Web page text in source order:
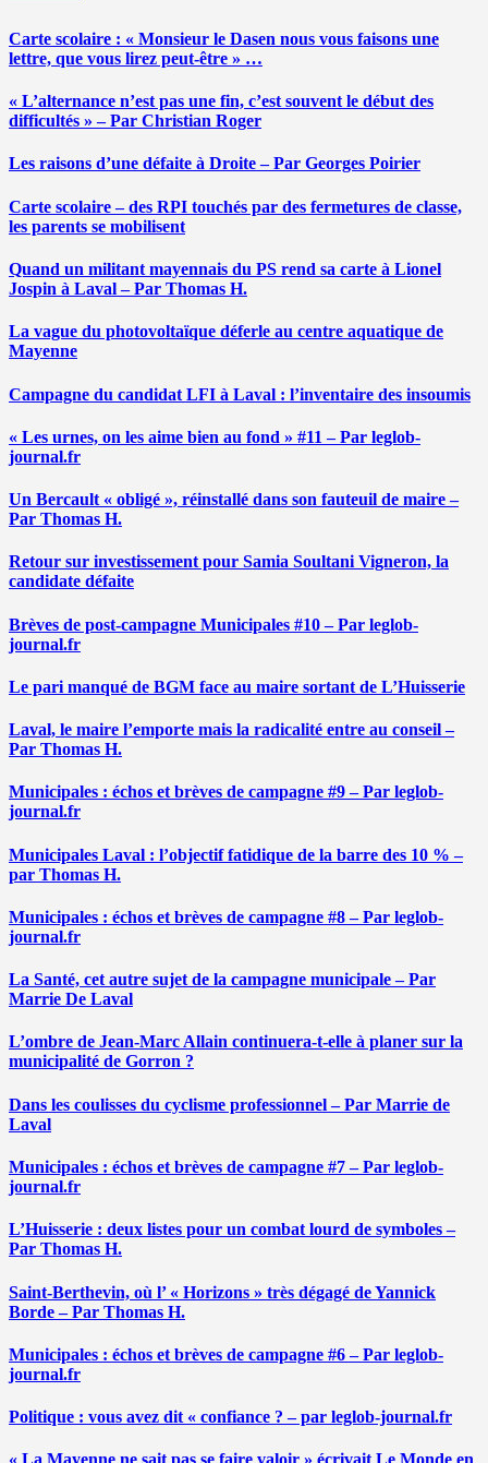
Carte scolaire : « Monsieur le Dasen nous vous faisons une
lettre, que vous lirez peut-être » …
« L’alternance n’est pas une fin, c’est souvent le début des
difficultés » – Par Christian Roger
Les raisons d’une défaite à Droite – Par Georges Poirier
Carte scolaire – des RPI touchés par des fermetures de classe,
les parents se mobilisent
Quand un militant mayennais du PS rend sa carte à Lionel
Jospin à Laval – Par Thomas H.
La vague du photovoltaïque déferle au centre aquatique de
Mayenne
Campagne du candidat LFI à Laval : l’inventaire des insoumis
« Les urnes, on les aime bien au fond » #11 – Par leglob-
journal.fr
Un Bercault « obligé », réinstallé dans son fauteuil de maire –
Par Thomas H.
Retour sur investissement pour Samia Soultani Vigneron, la
candidate défaite
Brèves de post-campagne Municipales #10 – Par leglob-
journal.fr
Le pari manqué de BGM face au maire sortant de L’Huisserie
Laval, le maire l’emporte mais la radicalité entre au conseil –
Par Thomas H.
Municipales : échos et brèves de campagne #9 – Par leglob-
journal.fr
Municipales Laval : l’objectif fatidique de la barre des 10 % –
par Thomas H.
Municipales : échos et brèves de campagne #8 – Par leglob-
journal.fr
La Santé, cet autre sujet de la campagne municipale – Par
Marrie De Laval
L’ombre de Jean-Marc Allain continuera-t-elle à planer sur la
municipalité de Gorron ?
Dans les coulisses du cyclisme professionnel – Par Marrie de
Laval
Municipales : échos et brèves de campagne #7 – Par leglob-
journal.fr
L’Huisserie : deux listes pour un combat lourd de symboles –
Par Thomas H.
Saint-Berthevin, où l’ « Horizons » très dégagé de Yannick
Borde – Par Thomas H.
Municipales : échos et brèves de campagne #6 – Par leglob-
journal.fr
Politique : vous avez dit « confiance ? – par leglob-journal.fr